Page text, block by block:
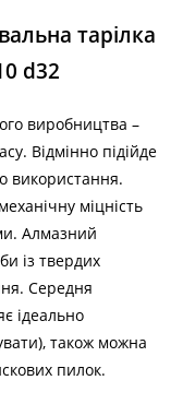
тарілка
d32
виробництва –
Відмінно підійде
використання.
міцність
Алмазний
із твердих
Середня
ідеально
також можна
пилок.